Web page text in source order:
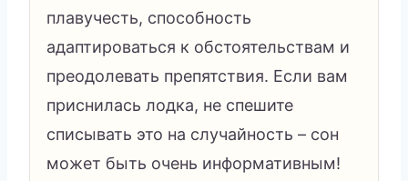
плавучесть, способность
адаптироваться к обстоятельствам и
преодолевать препятствия. Если вам
приснилась лодка, не спешите
списывать это на случайность – сон
может быть очень информативным!